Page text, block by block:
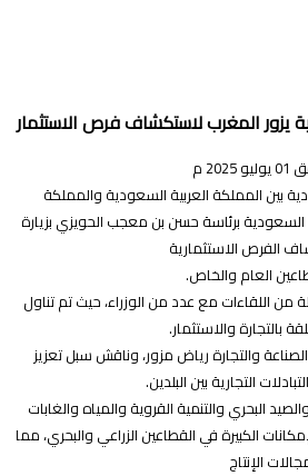
المغرب لاستكشاف فرص الاستثمار
بين المملكة العربية السعودية والمملكة
برئاسة حسن بن معجب الحويزي بزيارة
الاستثمارية
العام والخاص.
اللقاءات مع عدد من الوزراء، حيث تم تناول
والاستثمار.
والتجارة رياض مزور، وناقش سبل تعزيز
التجارية بين البلدين.
البحري والتنمية القروية والمياه والغابات
الكبيرة في القطاعين الزراعي والبحري، مما
الإنتاج